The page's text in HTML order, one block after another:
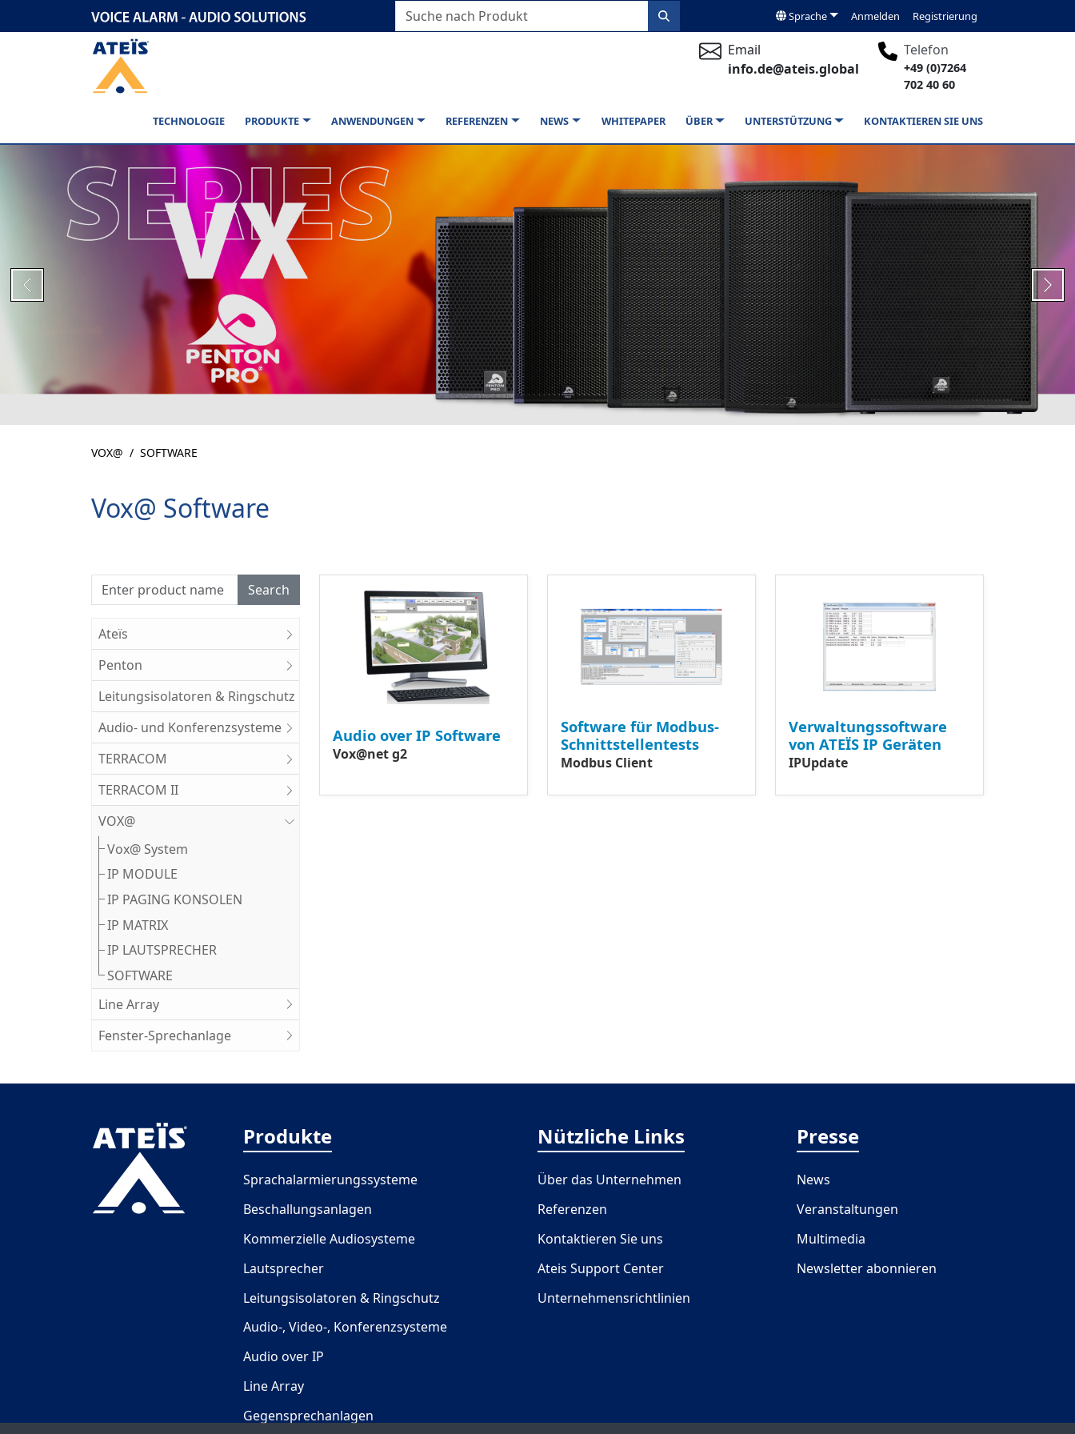
Sprache Anmelden Registrierung
Email
info.de@ateis.global
Telefon
+49 (0)7264
702 40 60
TECHNOLOGIE PRODUKTE ANWENDUNGEN REFERENZEN NEWS WHITEPAPER ÜBER UNTERSTÜTZUNG KONTAKTIEREN SIE UNS
Previous Next
VOX@ SOFTWARE
Vox@ Software
Audio over IP Software
Vox@net g2
Software für Modbus-
Schnittstellentests
Modbus Client
Verwaltungssoftware
von ATEÏS IP Geräten
IPUpdate
Search
Ateïs
Penton
Leitungsisolatoren & Ringschutz
Audio- und Konferenzsysteme
TERRACOM
TERRACOM II
VOX@
Vox@ System
IP MODULE
IP PAGING KONSOLEN
IP MATRIX
IP LAUTSPRECHER
SOFTWARE
Line Array
Fenster-Sprechanlage
Produkte
Sprachalarmierungssysteme
Beschallungsanlagen
Kommerzielle Audiosysteme
Lautsprecher
Leitungsisolatoren & Ringschutz
Audio-, Video-, Konferenzsysteme
Audio over IP
Line Array
Gegensprechanlagen
Nützliche Links
Über das Unternehmen
Referenzen
Kontaktieren Sie uns
Ateis Support Center
Unternehmensrichtlinien
Presse
News
Veranstaltungen
Multimedia
Newsletter abonnieren